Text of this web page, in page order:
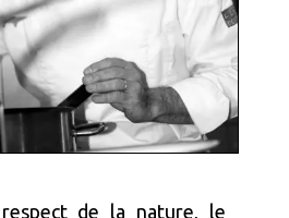
de la nature, le